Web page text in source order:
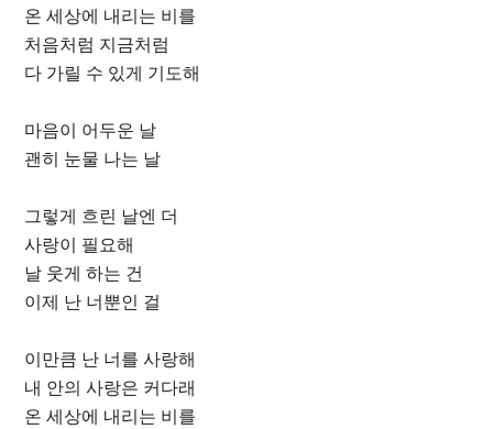
온 세상에 내리는 비를
처음처럼 지금처럼
다 가릴 수 있게 기도해
마음이 어두운 날
괜히 눈물 나는 날
그렇게 흐린 날엔 더
사랑이 필요해
날 웃게 하는 건
이제 난 너뿐인 걸
이만큼 난 너를 사랑해
내 안의 사랑은 커다래
온 세상에 내리는 비를